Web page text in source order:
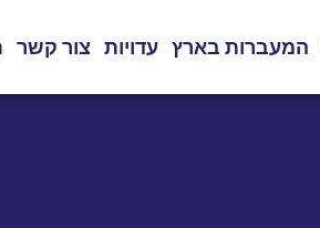
המעברות בארץ עדויות צור קשר